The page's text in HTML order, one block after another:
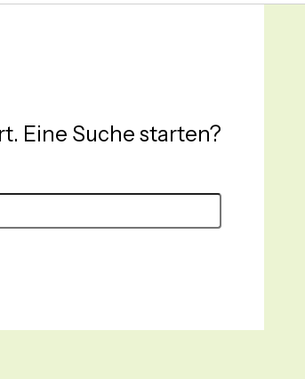
Eine Suche starten?